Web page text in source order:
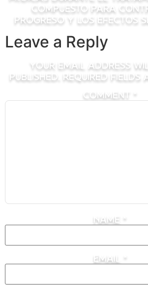
compuesto para
progreso y los efectos
Leave a Reply
Your email address
published.
Required fields
Comment *
Name *
Email *